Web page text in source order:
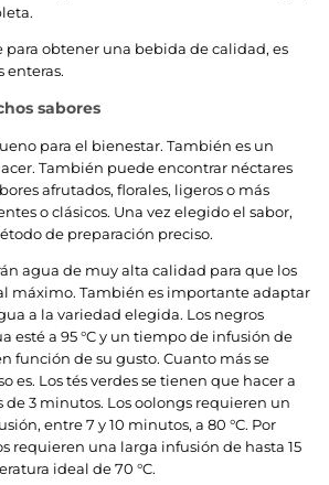
para obtener una bebida de calidad, es
enteras.
sabores
para el bienestar. También es un
También puede encontrar néctares
afrutados, florales, ligeros o más
o clásicos. Una vez elegido el sabor,
de preparación preciso.
agua de muy alta calidad para que los
máximo. También es importante adaptar
a la variedad elegida. Los negros
esté a 95 °C y un tiempo de infusión de
función de su gusto. Cuanto más se
es. Los tés verdes se tienen que hacer a
de 3 minutos. Los oolongs requieren un
entre 7 y 10 minutos, a 80 °C. Por
requieren una larga infusión de hasta 15
ideal de 70 °C.